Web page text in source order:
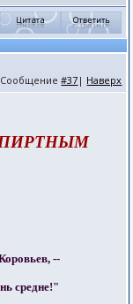
Сообщение#37 | Наверх
--
средне!"